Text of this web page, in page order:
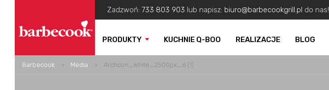
Zadzwoń: 733 803 903 lub napisz: biuro@barbecookgrill.pl do nas!
PRODUKTY KUCHNIE Q-BOO REALIZACJE BLOG
Barbecook > Media > Arcticon_White_2500px_6 (1)